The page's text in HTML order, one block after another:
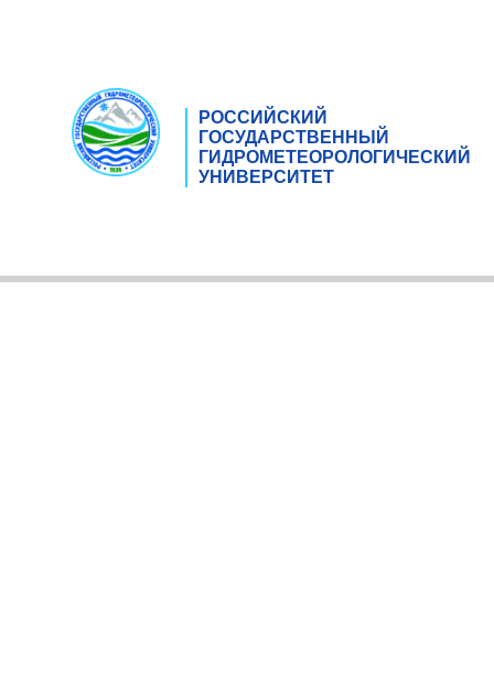
РОССИЙСКИЙ
ГОСУДАРСТВЕННЫЙ
ГИДРОМЕТЕОРОЛОГИЧЕСКИЙ
УНИВЕРСИТЕТ